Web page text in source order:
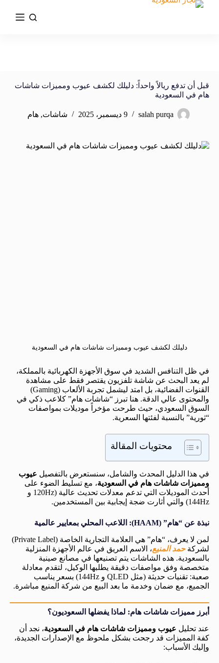
قبل أن تدفع ريالاً واحداً: دليلك لكشف عيوب ومميزات شاشات
هام في السعودية
salah purqa 9 ديسمبر، 2025 شاشات, هام
دليلك لكشف عيوب ومميزات شاشات هام في السعودية
في ظل التنافس الشديد في سوق الأجهزة الكهربائية بالمملكة،
لم يعد البحث عن شاشة تلفزيون يقتصر فقط على مشاهدة
القنوات الفضائية، بل امتد ليشمل تجربة الألعاب (Gaming)
والمحتوى عالي الدقة. هنا تبرز “شاشات هام” كلاعب ذكي في
السوق السعودي، حيث طرحت مؤخراً موديلات بمواصفات
“ثورية” بالنسبة لفئتها السعرية.
محتويات المقالة
في هذا الدليل المحدث والشامل، سنستعرض بالتفصيل عيوب
ومميزات شاشات هام في السعودية، مع تسليط الضوء على
أحدث الموديلات التي تدعم معدلات تحديث عالية (120Hz و
144Hz) والتي أثارت ضجة إيجابية بين المستخدمين.
نبذة عن “هام” (HAAM): اللاعب المحلي بمعايير عالمية
لمن لا يعرف، “هام” هي العلامة التجارية الخاصة (Private Label)
لشركةحمد المنيع، الاسم العريق في عالم الأجهزة المنزلية
بالسعودية. هذه الشاشات يتم تصنيعها في مصانع صينية
متخصصة وفق مواصفات دقيقة يطلبها الوكيل، لتقدم معادلة
صعبة: تقنيات حديثة (مثل QLED و 144Hz) بسعر يناسب
الجميع، مع ضمان وخدمة ما بعد البيع من شركة المنيع مباشرة.
أبرز مميزات شاشات هام: لماذا يفضلها السعوديون؟
عند تحليل عيوب ومميزات شاشات هام في السعودية، نجد أن
كفة المميزات قد رجحت بشكل ملحوظ مع الإصدارات الجديدة،
وإليك الأسباب: